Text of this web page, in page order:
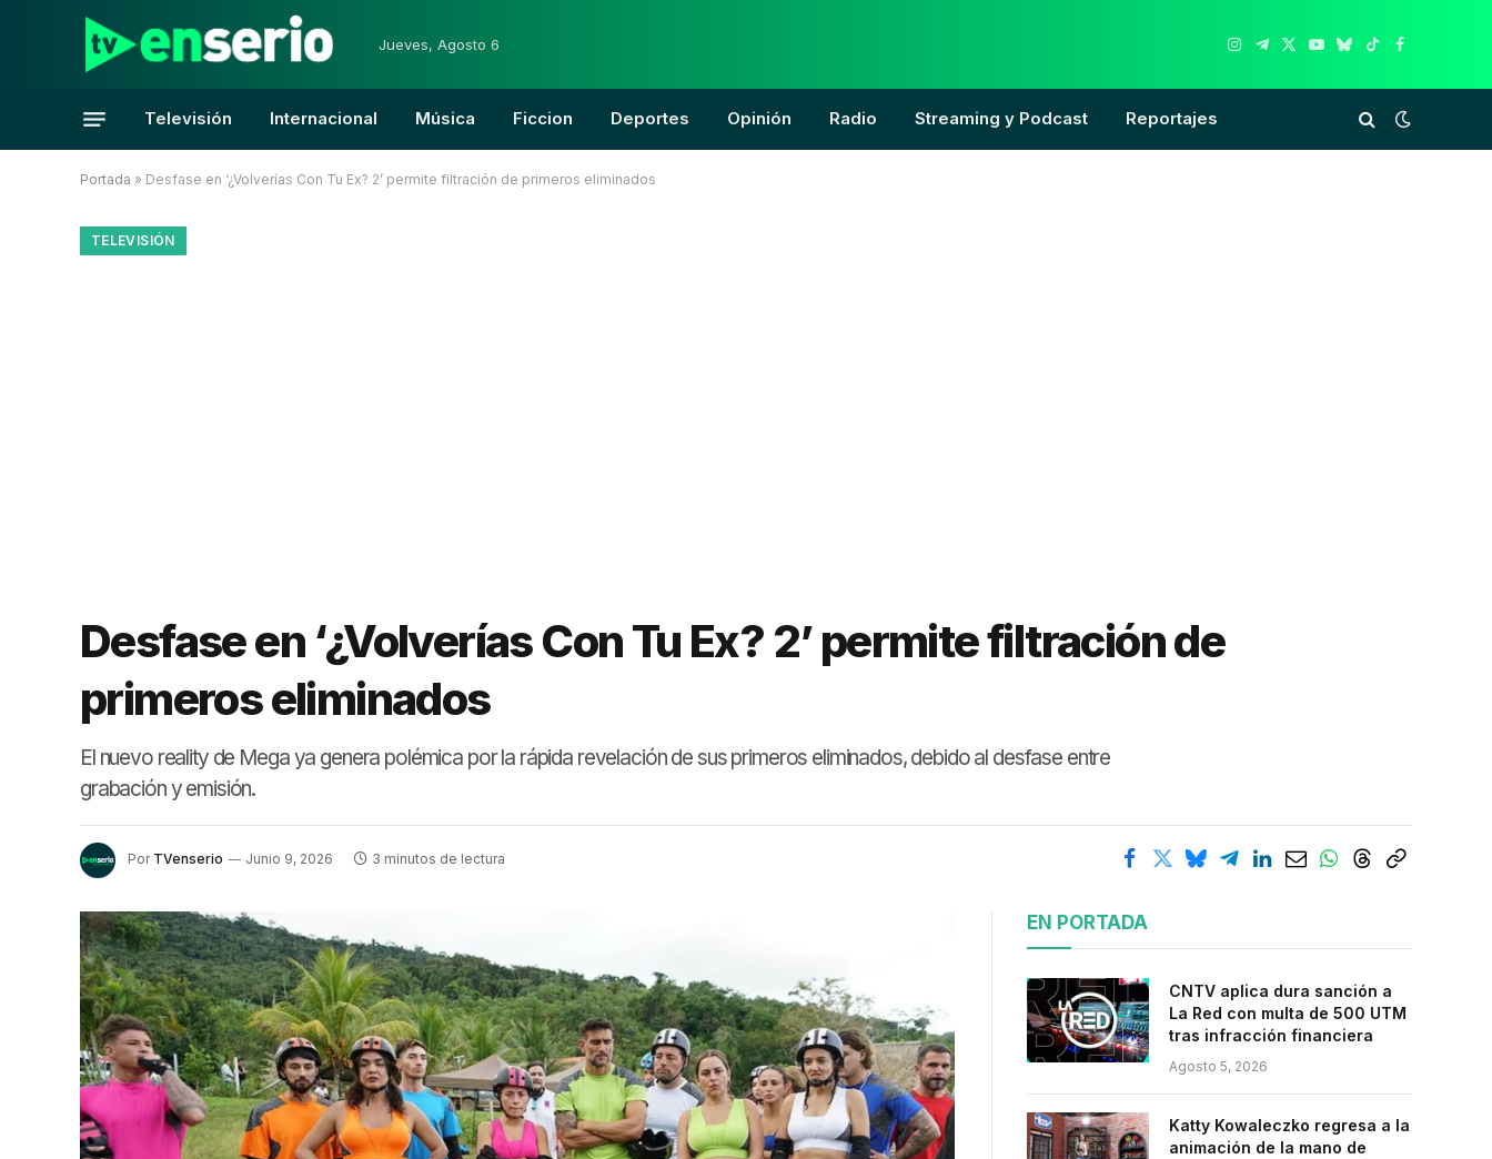
Jueves, Agosto 6
Instagram
Telegram
X
YouTube
Bluesky
TikTokFacebook
Televisión Internacional Música Ficcion Deportes Opinión Radio Streaming y Podcast Reportajes
Portada » Desfase en ‘¿Volverías Con Tu Ex? 2’ permite filtración de primeros eliminados
TELEVISIÓN
Desfase en ‘¿Volverías Con Tu Ex? 2’ permite filtración de
primeros eliminados
El nuevo reality de Mega ya genera polémica por la rápida revelación de sus primeros eliminados, debido al desfase entre
grabación y emisión.
Por TVenserio Junio 9, 2026 3 minutos de lectura
EN PORTADA
CNTV aplica dura sanción a
La Red con multa de 500 UTM
tras infracción financiera
Agosto 5, 2026
Katty Kowaleczko regresa a la
animación de la mano de